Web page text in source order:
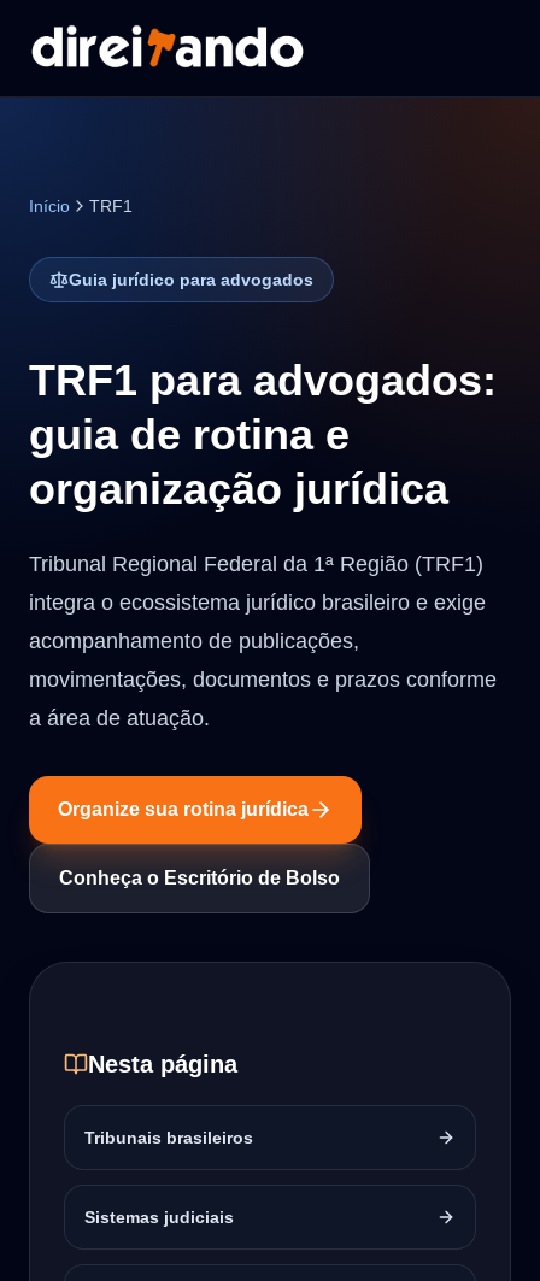
Início TRF1
Guia jurídico para advogados
TRF1 para advogados:
guia de rotina e
organização jurídica
Tribunal Regional Federal da 1ª Região (TRF1)
integra o ecossistema jurídico brasileiro e exige
acompanhamento de publicações,
movimentações, documentos e prazos conforme
a área de atuação.
Organize sua rotina jurídica
Conheça o Escritório de Bolso
Nesta página
Tribunais brasileiros
Sistemas judiciais